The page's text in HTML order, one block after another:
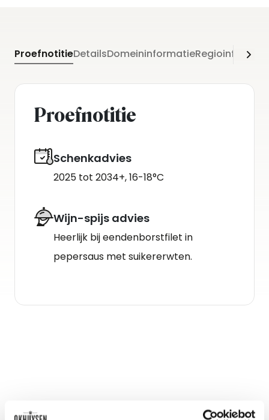
ProefnotitieDetailsDomeininformatie
Proefnotitie
Schenkadvies
2025 tot 2034+, 16-18°C
Wijn-spijs advies
Heerlijk bij eendenborstfilet in
pepersaus met suikererwten.
Nieuws & inspiratie in Vineé Vineuse